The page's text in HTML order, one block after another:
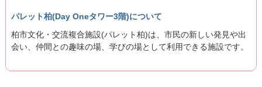
パレット柏(Day Oneタワー3階)について
柏市文化・交流複合施設(パレット柏)は、市民の新しい発見や出
会い、仲間との趣味の場、学びの場として利用できる施設です。